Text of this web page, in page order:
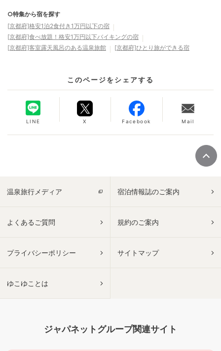
○特集から宿を探す
[京都府]格安1泊2食付き1万円以下の宿
[京都府]食べ放題！格安1万円以下バイキングの宿
[京都府]客室露天風呂のある温泉旅館
[京都府]ひとり旅ができる宿
このページをシェアする
LINE X Facebook Mail
温泉旅行メディア 宿泊情報誌のご案内
よくあるご質問 規約のご案内
プライバシーポリシー サイトマップ
ゆこゆことは
ジャパネットグループ関連サイト